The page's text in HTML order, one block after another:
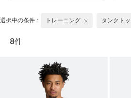
選択中の条件： トレーニング タンクト
8件